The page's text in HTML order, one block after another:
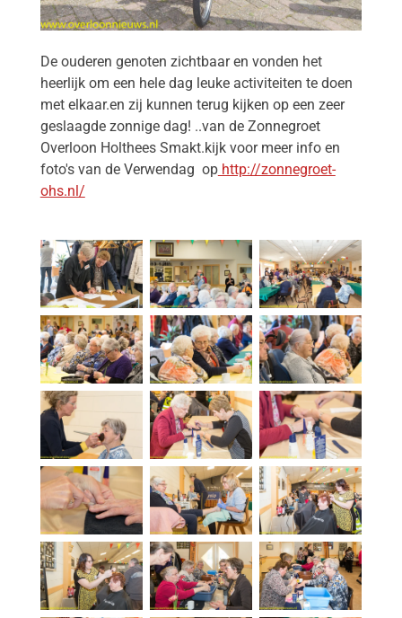
De ouderen genoten zichtbaar en vonden het
heerlijk om een hele dag leuke activiteiten te doen
met elkaar.en zij kunnen terug kijken op een zeer
geslaagde zonnige dag! ..van de Zonnegroet
Overloon Holthees Smakt.kijk voor meer info en
foto's van de Verwendag ophttp://zonnegroet-
ohs.nl/